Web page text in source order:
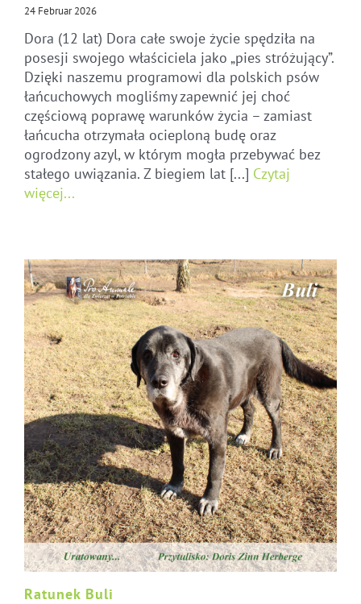
24 Februar 2026
Dora (12 lat) Dora całe swoje życie spędziła na
posesji swojego właściciela jako „pies stróżujący”.
Dzięki naszemu programowi dla polskich psów
łańcuchowych mogliśmy zapewnić jej choć
częściową poprawę warunków życia – zamiast
łańcucha otrzymała ocieploną budę oraz
ogrodzony azyl, w którym mogła przebywać bez
stałego uwiązania. Z biegiem lat [...] Czytaj
więcej...
Ratunek Buli